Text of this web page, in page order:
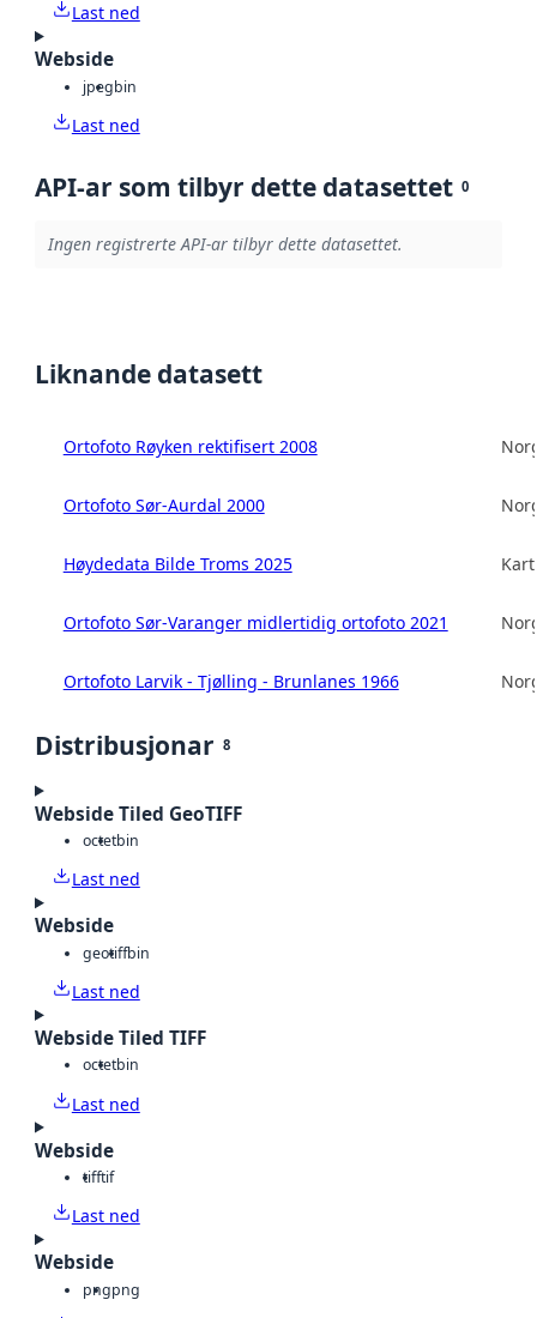
Last ned
Webside
jpegbin
Last ned
API-ar som tilbyr dette datasettet 0
Ingen registrerte API-ar tilbyr dette datasettet.
Liknande datasett
Ortofoto Røyken rektifisert 2008
Ortofoto Sør-Aurdal 2000
Høydedata Bilde Troms 2025
Ortofoto Sør-Varanger midlertidig ortofoto 2021
Ortofoto Larvik - Tjølling - Brunlanes 1966
Distribusjonar 8
Webside Tiled GeoTIFF
octetbin
Last ned
Webside
geotiffbin
Last ned
Webside Tiled TIFF
octetbin
Last ned
Webside
tifftif
Last ned
Webside
pngpng